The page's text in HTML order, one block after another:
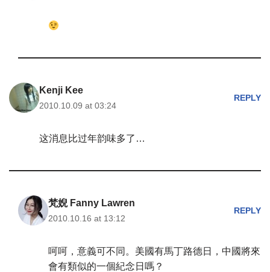
Kenji Kee
2010.10.09 at 03:24
REPLY
这消息比过年韵味多了…
梵婗 Fanny Lawren
2010.10.16 at 13:12
REPLY
呵呵，意義可不同。美國有馬丁路德日，中國將來
會有類似的一個紀念日嗎？